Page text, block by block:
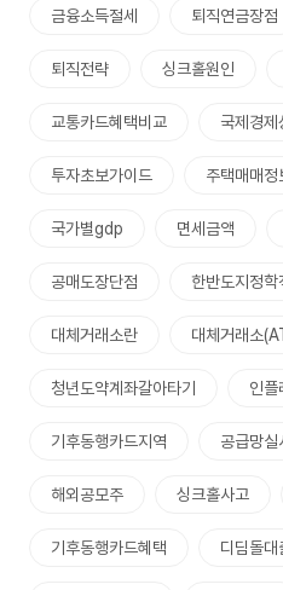
금융소득절세 퇴직연금장점
퇴직전략 싱크홀원인
교통카드혜택비교 국제경제
투자초보가이드 주택매매정
국가별gdp 면세금액
공매도장단점 한반도지정학
대체거래소란 대체거래소
청년도약계좌갈아타기 인플
기후동행카드지역 공급망실
해외공모주 싱크홀사고
기후동행카드혜택 디딤돌대